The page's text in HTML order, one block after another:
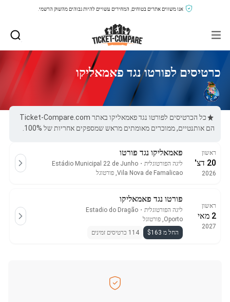
אנו משווים אתרים בטוחים, המחירים עשויים להיות גבוהים מהשוק הרשמי.
כרטיסים לפורטו נגד פאמאליקו
כל הכרטיסים לפורטו נגד פאמאליקו באתר Ticket-Compare.com
הם אותנטיים, ממוכרים מאומתים מראש שמספקים אחריות של 100%.
ראשון
20 דצ'
2026
פאמאליקו נגד פורטו
ליגה הפורטוגלית ・
Estádio Municipal 22 de Junho
Vila Nova de Famalicao, פורטוגל
ראשון
2 מאי
2027
פורטו נגד פאמאליקו
ליגה הפורטוגלית ・
Estadio do Dragão
Oporto, פורטוגל
החל מ $163
114 כרטיסים זמינים